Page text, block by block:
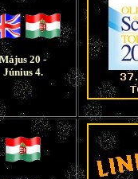
Május 20 -
Június 4.